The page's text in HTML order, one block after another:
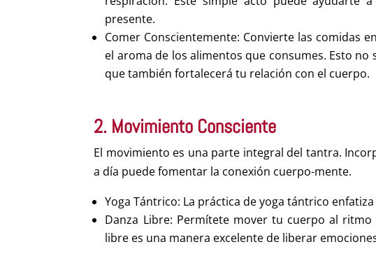
presente.
Comer Conscientemente: Convierte las comidas
el aroma de los alimentos que consumes. Esto
que también fortalecerá tu relación con el cuerpo.
2. Movimiento Consciente
El movimiento es una parte integral del tantra.
a día puede fomentar la conexión cuerpo-mente.
Yoga Tántrico: La práctica de yoga tántrico
Danza Libre: Permítete mover tu cuerpo al
libre es una manera excelente de liberar